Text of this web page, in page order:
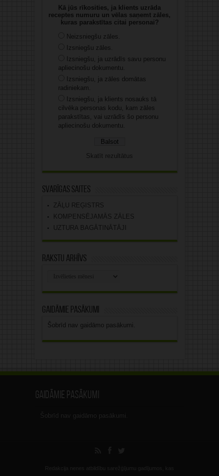
Kā jūs rīkosities, ja klients uzrāda
receptes numuru un vēlas saņemt zāles,
kuras parakstītas citai personai?
Neizsniegšu zāles.
Izsniegšu zāles.
Izsniegšu, ja uzrādīs savu personu
apliecinošu dokumentu.
Izsniegšu, ja zāles domātas
radiniekam.
Izsniegšu, ja klients nosauks tā
cilvēka personas kodu, kam zāles
parakstītas, vai uzrādīs šo personu
apliecinošu dokumentu.
Skatīt rezultātus
Svarīgas saites
ZĀĻU REĢISTRS
KOMPENSĒJAMĀS ZĀLES
UZTURA BAGĀTINĀTĀJI
Rakstu arhīvs
Gaidāmie pasākumi
Šobrīd nav gaidāmo pasākumi.
Gaidāmie pasākumi
Šobrīd nav gaidāmo pasākumi.